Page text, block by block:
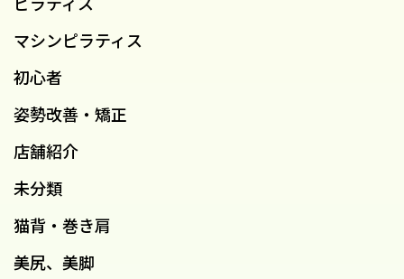
マシンピラティス
初心者
姿勢改善・矯正
店舗紹介
未分類
猫背・巻き肩
美尻、美脚